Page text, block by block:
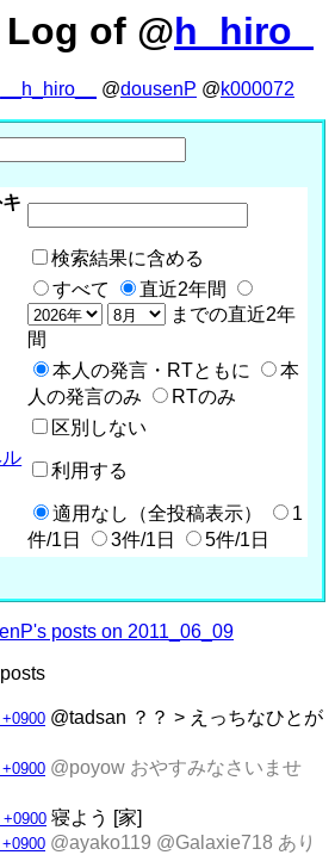
of @h_hiro_
__h_hiro__ @dousenP @k000072
検索結果に含める
すべて
直近2年間
までの直近2年
間
本人の発言・RTともに
本
人の発言のみ
RTのみ
区別しない
利用する
適用なし（全投稿表示）
1
件/1日
3件/1日 5件/1日
posts on 2011_06_09
@tadsan ？？ > えっちなひとが
@poyow おやすみなさいませ
+0900 寝よう [家]
@ayako119 @Galaxie718 あり